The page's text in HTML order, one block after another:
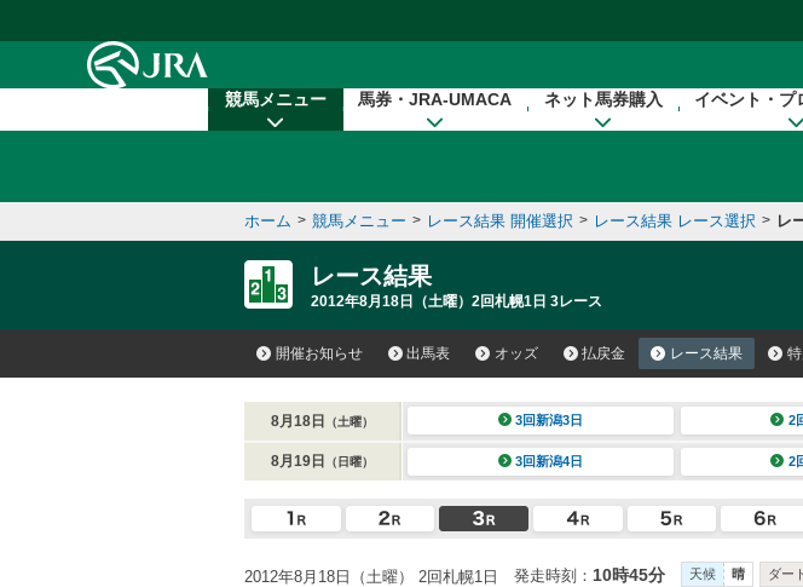
競馬メニュー 馬券・JRA-UMACA ネット馬券購入 イベント・プ
ホーム > 競馬メニュー > レース結果 開催選択 > レース結果 レース選択 > レ
レース結果
2012年8月18日（土曜）2回札幌1日 3レース
開催お知らせ 出馬表 オッズ 払戻金 レース結果
8月18日 （土曜） 3回新潟3日 2
8月19日 （日曜） 3回新潟4日 2
2012年8月18日（土曜） 2回札幌1日 発走時刻： 10時45分 天候 晴 ダート